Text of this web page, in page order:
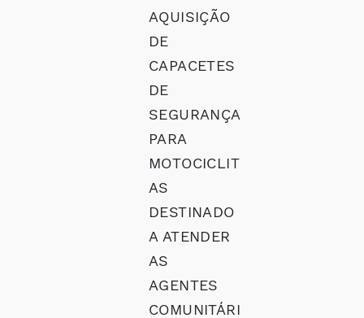
AQUISIÇÃO
DE
CAPACETES
DE
SEGURANÇA
PARA
MOTOCICLIT
AS
DESTINADO
A ATENDER
AS
AGENTES
COMUNITÁRI